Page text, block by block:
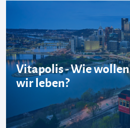
Vitapolis - Wie wollen
wir leben?